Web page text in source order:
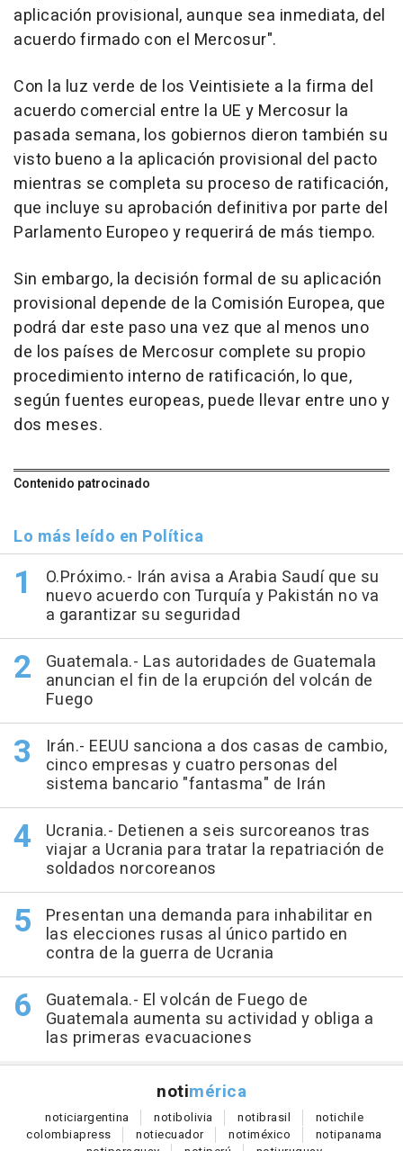
aplicación provisional, aunque sea inmediata, del
acuerdo firmado con el Mercosur".
Con la luz verde de los Veintisiete a la firma del
acuerdo comercial entre la UE y Mercosur la
pasada semana, los gobiernos dieron también su
visto bueno a la aplicación provisional del pacto
mientras se completa su proceso de ratificación,
que incluye su aprobación definitiva por parte del
Parlamento Europeo y requerirá de más tiempo.
Sin embargo, la decisión formal de su aplicación
provisional depende de la Comisión Europea, que
podrá dar este paso una vez que al menos uno
de los países de Mercosur complete su propio
procedimiento interno de ratificación, lo que,
según fuentes europeas, puede llevar entre uno y
dos meses.
Contenido patrocinado
Lo más leído en Política
O.Próximo.- Irán avisa a Arabia Saudí que su
nuevo acuerdo con Turquía y Pakistán no va
a garantizar su seguridad
Guatemala.- Las autoridades de Guatemala
anuncian el fin de la erupción del volcán de
Fuego
Irán.- EEUU sanciona a dos casas de cambio,
cinco empresas y cuatro personas del
sistema bancario "fantasma" de Irán
Ucrania.- Detienen a seis surcoreanos tras
viajar a Ucrania para tratar la repatriación de
soldados norcoreanos
Presentan una demanda para inhabilitar en
las elecciones rusas al único partido en
contra de la guerra de Ucrania
Guatemala.- El volcán de Fuego de
Guatemala aumenta su actividad y obliga a
las primeras evacuaciones
notimérica
noticiargentina notibolivia notibrasil notichile
colombiapress notiecuador notiméxico notipanama